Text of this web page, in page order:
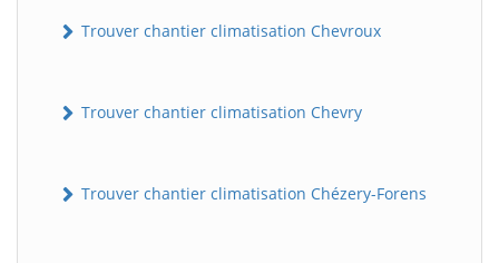
Trouver chantier climatisation Chevroux
Trouver chantier climatisation Chevry
Trouver chantier climatisation Chézery-Forens